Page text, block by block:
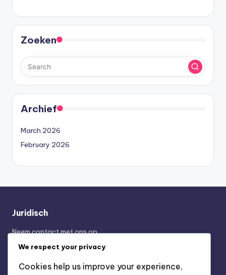
Zoeken
Archief
March 2026
February 2026
Juridisch
Neem contact met ons op
Beleid gegevensbescherming
We respect your privacy
Cookies help us improve your experience,